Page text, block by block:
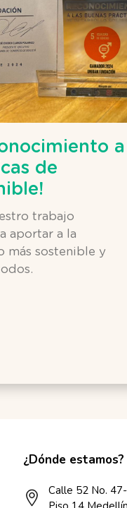
a
de
trabajo
aportar a la
más sostenible y
¿Dónde estamos?
Calle 52 No.